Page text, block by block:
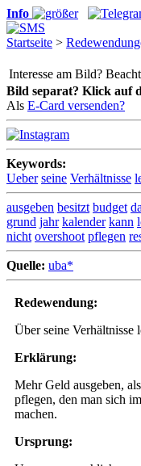
Info
Startseite >
Interesse am Bild?
Bild separat? Klick auf
Als E-Card versenden?
Keywords:
Ueber seine Verhältnisse
ausgeben besitzt budget
grund jahr kalender kann
nicht overshoot pflegen
Quelle: uba*
Redewendung:
Über seine Verhältnisse
Erklärung:
Mehr Geld ausgeben,
pflegen, den man sich
machen.
Ursprung: